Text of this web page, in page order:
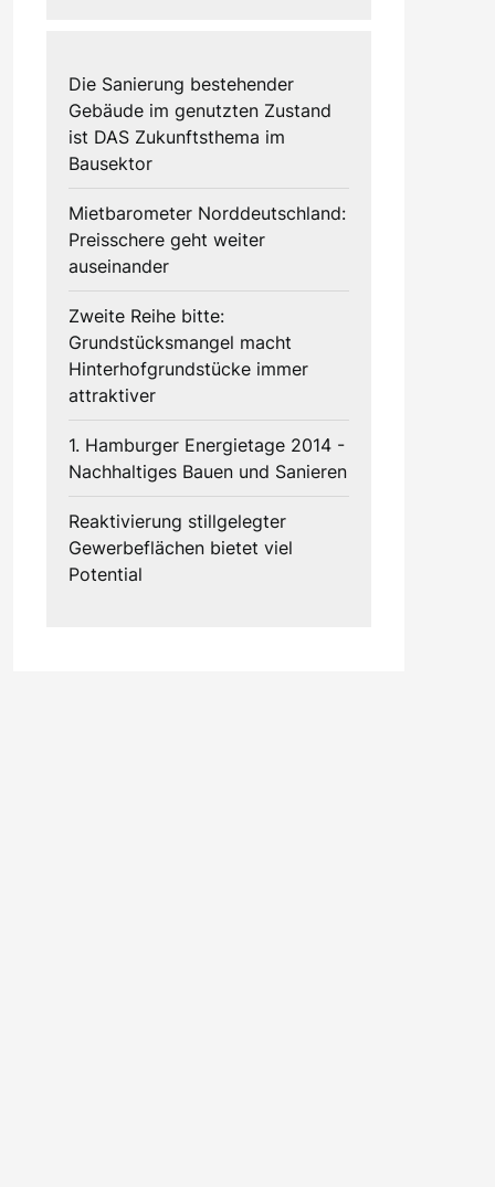
Die Sanierung bestehender
Gebäude im genutzten Zustand
ist DAS Zukunftsthema im
Bausektor
Mietbarometer Norddeutschland:
Preisschere geht weiter
auseinander
Zweite Reihe bitte:
Grundstücksmangel macht
Hinterhofgrundstücke immer
attraktiver
1. Hamburger Energietage 2014 -
Nachhaltiges Bauen und Sanieren
Reaktivierung stillgelegter
Gewerbeflächen bietet viel
Potential